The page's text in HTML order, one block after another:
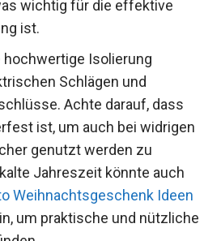
wichtig für die effektive
ist.
hochwertige Isolierung
Schlägen und
Achte darauf, dass
ist, um auch bei widrigen
genutzt werden zu
Jahreszeit könnte auch
Weihnachtsgeschenk Ideen
um praktische und nützliche